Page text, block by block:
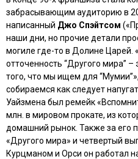
забрасывающим аудиторию в
написанный Джо Спэйтсом (
наши дни, но прочие детали
могиле где-то в Долине Царей.
отточенность “Другого мира” –
того, что мы ищем для “Мумии”
собираемся как следует
Уайзмена был ремейк
млн. в мировом прокате, из
домашний рынок. Также за его
«Другого мира» и четвертый
Курцманом и Орси он работал